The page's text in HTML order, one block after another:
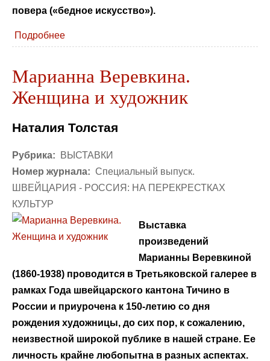
повера («бедное искусство»).
Подробнее
Марианна Веревкина.
Женщина и художник
Наталия Толстая
Рубрика:
ВЫСТАВКИ
Номер журнала: Специальный выпуск.
ШВЕЙЦАРИЯ - РОССИЯ: НА ПЕРЕКРЕСТКАХ
КУЛЬТУР
Выставка
произведений
Марианны Веревкиной
(1860-1938) проводится в Третьяковской галерее в
рамках Года швейцарского кантона Тичино в
России и приурочена к 150-летию со дня
рождения художницы, до сих пор, к сожалению,
неизвестной широкой публике в нашей стране. Ее
личность крайне любопытна в разных аспектах.